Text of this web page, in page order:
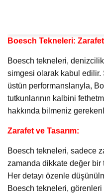
Boesch Tekneleri:
Boesch tekneleri,
simgesi olarak kabul edilir.
üstün performanslarıyla,
tutkunlarının kalbini
hakkında bilmeniz
Zarafet ve Tasarım:
Boesch tekneleri, sadece
zamanda dikkate değer bir
Her detayı özenle
Boesch tekneleri,